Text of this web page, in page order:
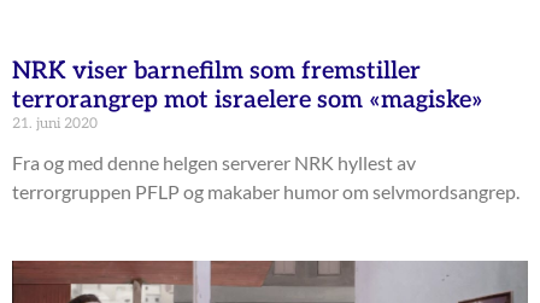
NRK viser barnefilm som fremstiller
terrorangrep mot israelere som «magiske»
21. juni 2020
Fra og med denne helgen serverer NRK hyllest av
terrorgruppen PFLP og makaber humor om selvmordsangrep.